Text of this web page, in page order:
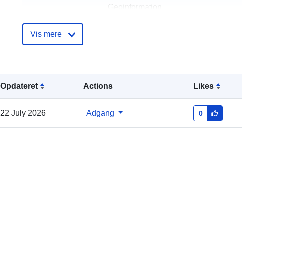
Opdateret Actions Likes
22 July 2026 Adgang 0
Geoinformation
mailto:kompetenzzentrum.gdi-
Vis mere